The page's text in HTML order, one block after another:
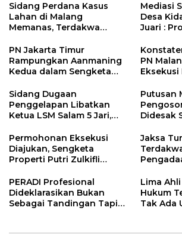
Sidang Perdana Kasus
Lahan di Malang
Memanas, Terdakwa
Majelis Hakim
Mediasi
Desa
Juari :
PN Jakarta Timur
Rampungkan Aanmaning
Kedua dalam Sengketa
Putri Zulhas
PN
Eksekusi
Sidang Dugaan
Penggelapan Libatkan
Ketua LSM Salam 5 Jari,
Tegaskan Dakwaan
Sesuai Hukum
Putusan
Didesak
Permohonan Eksekusi
Diajukan, Sengketa
Properti Putri Zulkifli
Jaksa
Penjara
PERADI Profesional
Dideklarasikan Bukan
Sebagai Tandingan Tapi
Indonesia
Lima
Hukum
Tak Ada